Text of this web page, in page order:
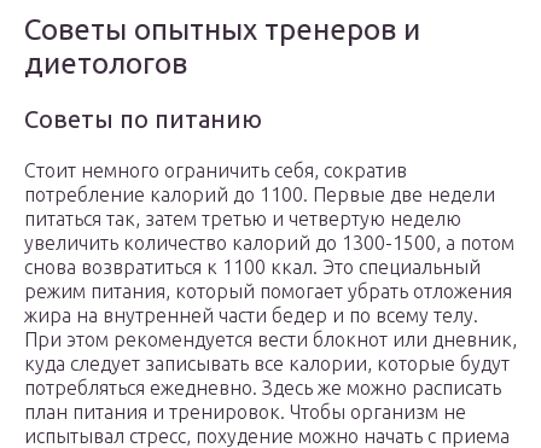
Советы опытных тренеров и
диетологов
Советы по питанию
Стоит немного ограничить себя, сократив
потребление калорий до 1100. Первые две недели
питаться так, затем третью и четвертую неделю
увеличить количество калорий до 1300-1500, а потом
снова возвратиться к 1100 ккал. Это специальный
режим питания, который помогает убрать отложения
жира на внутренней части бедер и по всему телу.
При этом рекомендуется вести блокнот или дневник,
куда следует записывать все калории, которые будут
потребляться ежедневно. Здесь же можно расписать
план питания и тренировок. Чтобы организм не
испытывал стресс, похудение можно начать с приема